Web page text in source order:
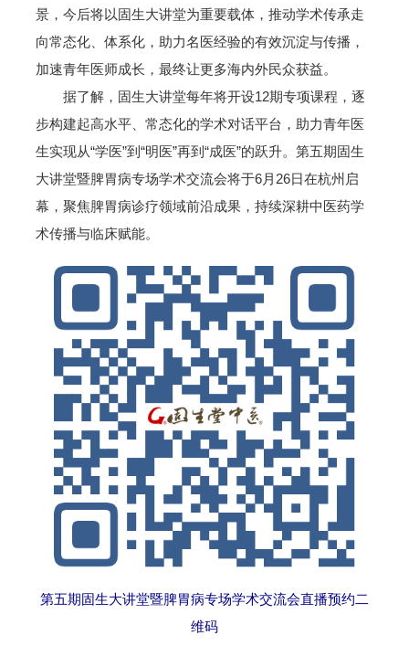
景，今后将以固生大讲堂为重要载体，推动学术传承走
向常态化、体系化，助力名医经验的有效沉淀与传播，
加速青年医师成长，最终让更多海内外民众获益。
据了解，固生大讲堂每年将开设12期专项课程，逐
步构建起高水平、常态化的学术对话平台，助力青年医
生实现从“学医”到“明医”再到“成医”的跃升。第五期固生
大讲堂暨脾胃病专场学术交流会将于6月26日在杭州启
幕，聚焦脾胃病诊疗领域前沿成果，持续深耕中医药学
术传播与临床赋能。
第五期固生大讲堂暨脾胃病专场学术交流会直播预约二
维码